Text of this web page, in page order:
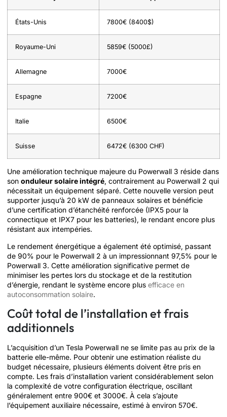
États-Unis 7800€ (8400$)
Royaume-Uni 5859€ (5000£)
Allemagne 7000€
Espagne 7200€
Italie 6500€
Suisse 6472€ (6300 CHF)
Une amélioration technique majeure du Powerwall 3 réside dans
son onduleur solaire intégré, contrairement au Powerwall 2 qui
nécessitait un équipement séparé. Cette nouvelle version peut
supporter jusqu’à 20 kW de panneaux solaires et bénéficie
d’une certification d’étanchéité renforcée (IPX5 pour la
connectique et IPX7 pour les batteries), le rendant encore plus
résistant aux intempéries.
Le rendement énergétique a également été optimisé, passant
de 90% pour le Powerwall 2 à un impressionnant 97,5% pour le
Powerwall 3. Cette amélioration significative permet de
minimiser les pertes lors du stockage et de la restitution
d’énergie, rendant le système encore plus efficace en
autoconsommation solaire.
Coût total de l’installation et frais
additionnels
L’acquisition d’un Tesla Powerwall ne se limite pas au prix de la
batterie elle-même. Pour obtenir une estimation réaliste du
budget nécessaire, plusieurs éléments doivent être pris en
compte. Les frais d’installation varient considérablement selon
la complexité de votre configuration électrique, oscillant
généralement entre 900€ et 3000€. À cela s’ajoute
l’équipement auxiliaire nécessaire, estimé à environ 570€.